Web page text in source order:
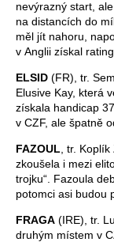
nevýrazný start,
na distancích do
měl jít nahoru,
v Anglii získal
ELSID (FR), tr.
Elusive Kay, která
získala handicap
v CZF, ale špatně
FAZOUL , tr.
zkoušela i mezi
trojku“. Fazoula
potomci asi budou
FRAGA (IRE), tr.
druhým místem v